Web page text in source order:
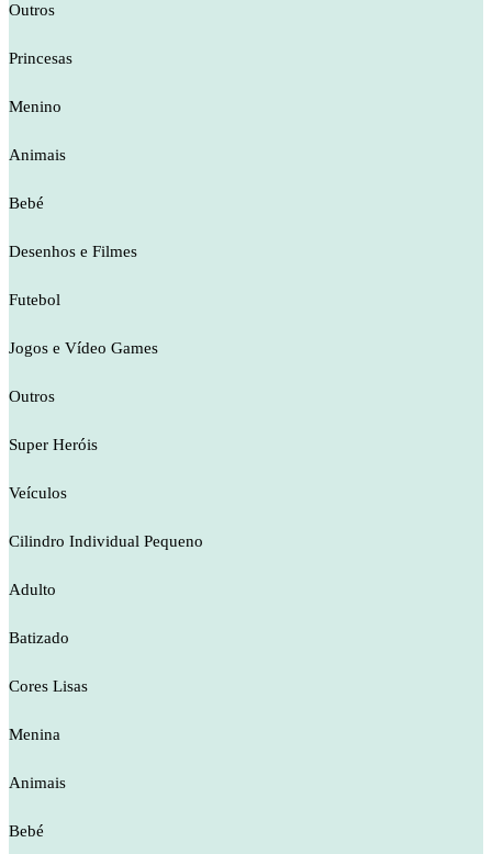
Outros
Princesas
Menino
Animais
Bebé
Desenhos e Filmes
Futebol
Jogos e Vídeo Games
Outros
Super Heróis
Veículos
Cilindro Individual Pequeno
Adulto
Batizado
Cores Lisas
Menina
Animais
Bebé